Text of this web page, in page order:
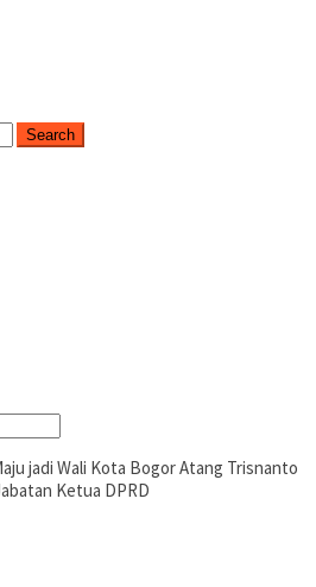
Search
jadi Wali Kota Bogor Atang Trisnanto
Ketua DPRD